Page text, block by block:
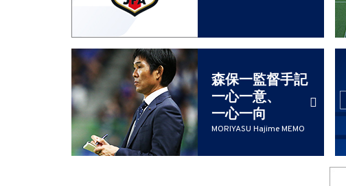
森保一監督手記
一心一意、
一心一向
MORIYASU Hajime MEMO